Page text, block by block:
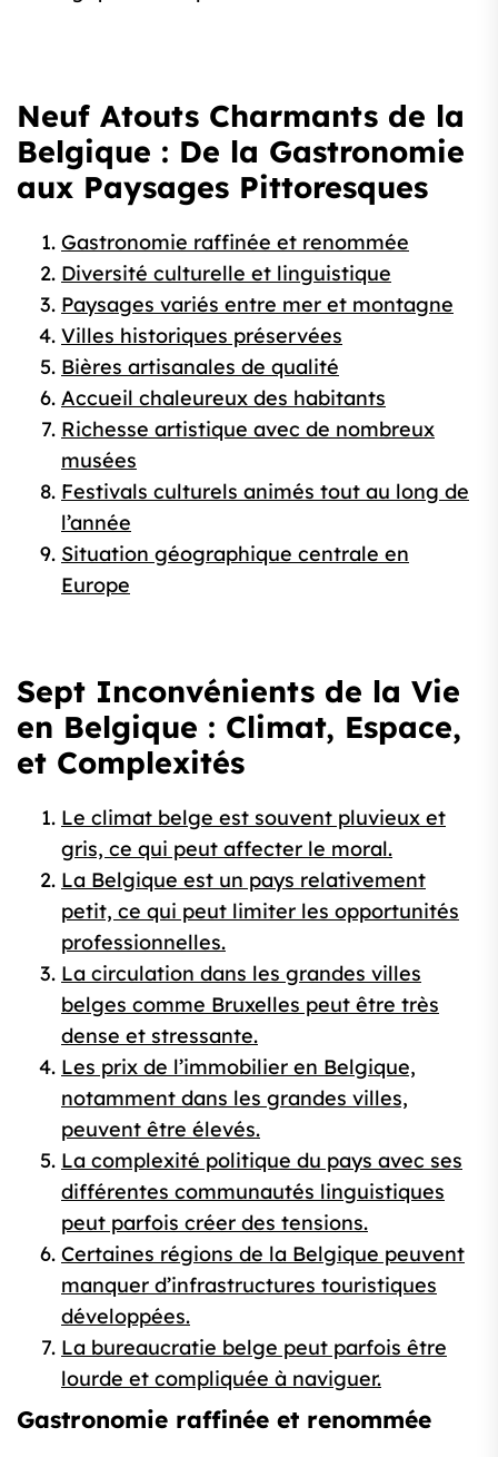
Neuf Atouts Charmants de la
Belgique : De la Gastronomie
aux Paysages Pittoresques
Gastronomie raffinée et renommée
Diversité culturelle et linguistique
Paysages variés entre mer et montagne
Villes historiques préservées
Bières artisanales de qualité
Accueil chaleureux des habitants
Richesse artistique avec de nombreux
musées
Festivals culturels animés tout au long de
l’année
Situation géographique centrale en
Europe
Sept Inconvénients de la Vie
en Belgique : Climat, Espace,
et Complexités
Le climat belge est souvent pluvieux et
gris, ce qui peut affecter le moral.
La Belgique est un pays relativement
petit, ce qui peut limiter les opportunités
professionnelles.
La circulation dans les grandes villes
belges comme Bruxelles peut être très
dense et stressante.
Les prix de l’immobilier en Belgique,
notamment dans les grandes villes,
peuvent être élevés.
La complexité politique du pays avec ses
différentes communautés linguistiques
peut parfois créer des tensions.
Certaines régions de la Belgique peuvent
manquer d’infrastructures touristiques
développées.
La bureaucratie belge peut parfois être
lourde et compliquée à naviguer.
Gastronomie raffinée et renommée